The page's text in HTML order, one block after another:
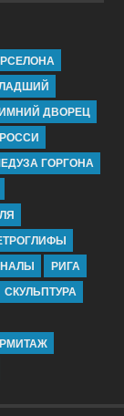
ДВОРЕЦ
ГОРГОНА
РИГА
СКУЛЬПТУРА